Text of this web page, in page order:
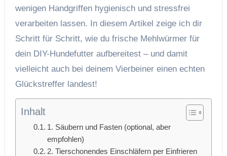
wenigen Handgriffen hygienisch und stressfrei
verarbeiten lassen. In diesem Artikel zeige ich dir
Schritt für Schritt, wie du frische Mehlwürmer für
dein DIY-Hundefutter aufbereitest – und damit
vielleicht auch bei deinem Vierbeiner einen echten
Glückstreffer landest!
Inhalt
1. Säubern und Fasten (optional, aber
empfohlen)
2. Tierschonendes Einschläfern per Einfrieren